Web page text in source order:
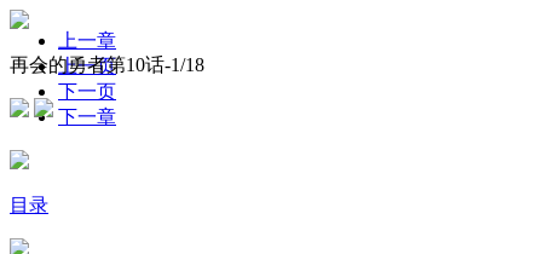
再会的勇者第10话-1/18
上一章
上一页
下一页
下一章
目录